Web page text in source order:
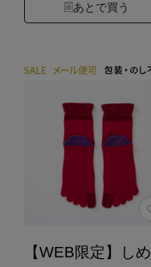
あとで買う
【WEB限定】し